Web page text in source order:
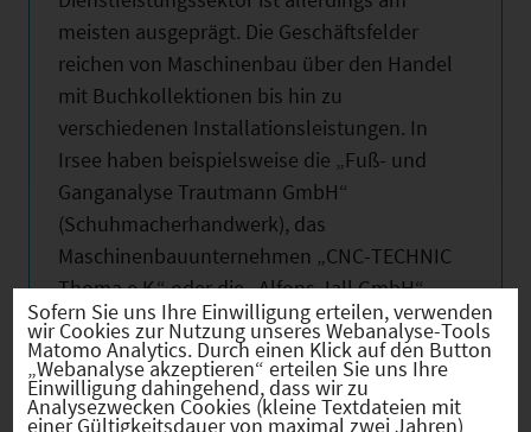
meisten ausgeprägt. Die Geschäftsfelder
reichen von Maschinenbau über den Handel
mit Buchkollektionen bis hin zu
verschiedenen Installationsleistungen. In
Irsee haben beispielsweise die „Fuß- und
Ganganalyse Trautmann GmbH“
(Schuhmacherhandwerk), das
Maschinenbauunternehmen „CNC-TECHNIC
Thoma e.K.“ oder die „Alfons Jall GmbH“
(Spenglerei, Sanitär, Heizungen und
Solaranlagen) ihren Standort.
Sofern Sie uns Ihre Einwilligung erteilen, verwenden
wir Cookies zur Nutzung unseres Webanalyse-Tools
Matomo Analytics. Durch einen Klick auf den Button
„Webanalyse akzeptieren“ erteilen Sie uns Ihre
Einwilligung dahingehend, dass wir zu
Analysezwecken Cookies (kleine Textdateien mit
einer Gültigkeitsdauer von maximal zwei Jahren)